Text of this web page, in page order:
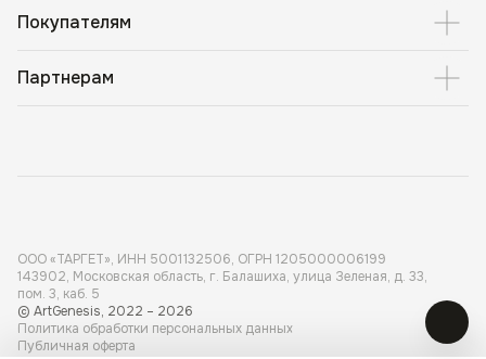
Покупателям
Партнерам
ООО «ТАРГЕТ», ИНН 5001 132506, ОГРН 1205000006199
143902, Московская область, г. Балашиха, улица Зеленая, д. 33,
пом. 3, каб. 5
© ArtGenesis, 2022 – 2026
Политика обработки персональных данных
Публичная оферта